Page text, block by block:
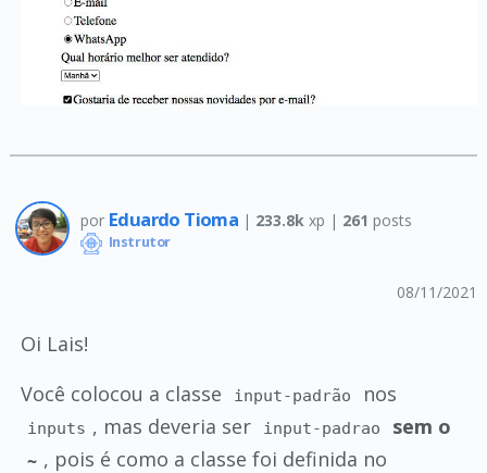
por Eduardo Tioma | 233.8k xp | 261 posts
Instrutor
08/11/2021
Oi Lais!
Você colocou a classe
input-padrão nos
inputs , mas deveria ser input-padrao sem o
~ , pois é como a classe foi definida no